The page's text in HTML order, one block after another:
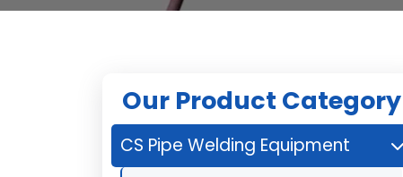
Our Product Category
CS Pipe Welding Equipment